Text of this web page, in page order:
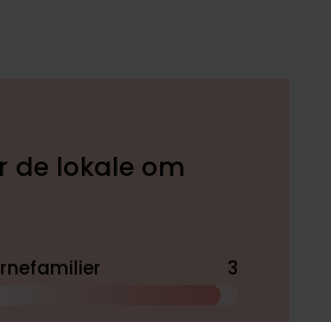
de lokale om
3